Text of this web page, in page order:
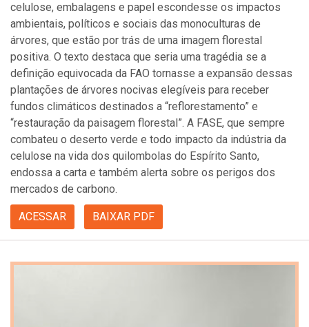
celulose, embalagens e papel escondesse os impactos
ambientais, políticos e sociais das monoculturas de
árvores, que estão por trás de uma imagem florestal
positiva. O texto destaca que seria uma tragédia se a
definição equivocada da FAO tornasse a expansão dessas
plantações de árvores nocivas elegíveis para receber
fundos climáticos destinados a “reflorestamento” e
“restauração da paisagem florestal”. A FASE, que sempre
combateu o deserto verde e todo impacto da indústria da
celulose na vida dos quilombolas do Espírito Santo,
endossa a carta e também alerta sobre os perigos dos
mercados de carbono.
ACESSAR BAIXAR PDF